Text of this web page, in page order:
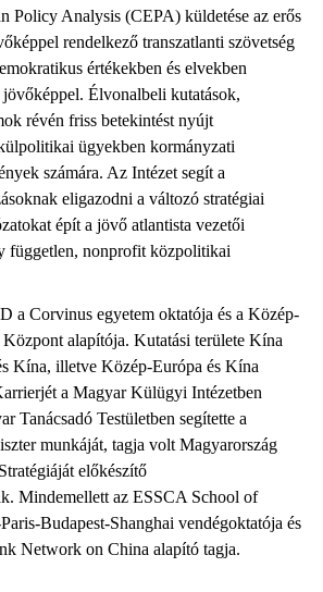
Policy Analysis (CEPA) küldetése az erős
rendelkező transzatlanti szövetség
értékekben és elvekben
Élvonalbeli kutatások,
révén friss betekintést nyújt
ügyekben kormányzati
számára. Az Intézet segít a
eligazodni a változó stratégiai
épít a jövő atlantista vezetői
független, nonprofit közpolitikai
a Corvinus egyetem oktatója és a Közép-
alapítója. Kutatási területe Kína
Kína, illetve Közép-Európa és Kína
a Magyar Külügyi Intézetben
Tanácsadó Testületben segítette a
munkáját, tagja volt Magyarország
előkészítő
Mindemellett az ESSCA School of
Budapest-Shanghai vendégoktatója és
Network on China alapító tagja.